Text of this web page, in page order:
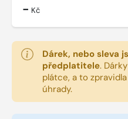
- Kč
Dárek, nebo sleva
předplatitele.
plátce, a to
úhrady.